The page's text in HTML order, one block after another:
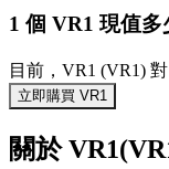
1 個 VR1 現值多
目前，VR1 (VR1)
立即購買 VR1
關於